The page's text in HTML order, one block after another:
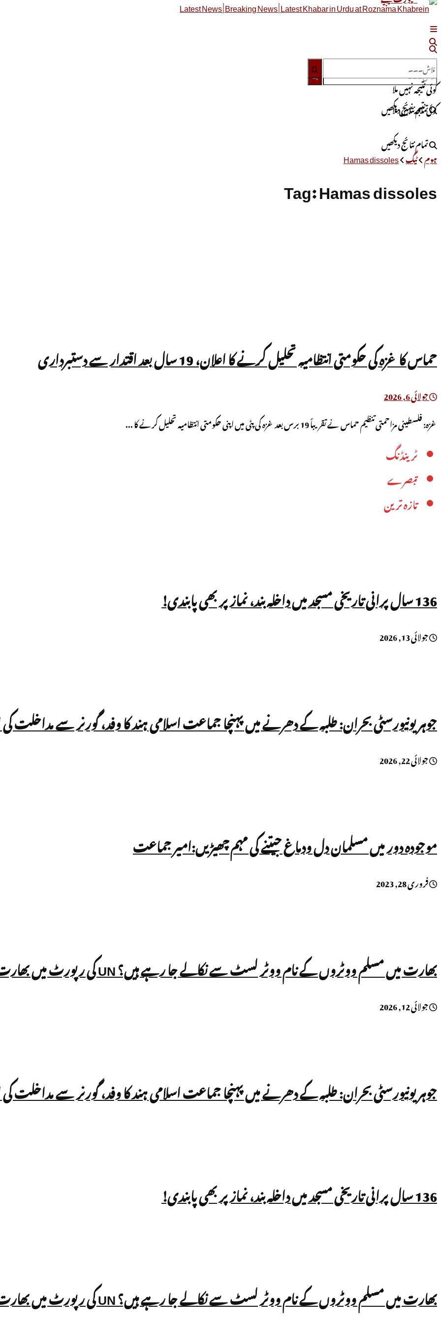
کوئی نتیجہ نہیں ملا
تمام نتائج دیکھیں
کوئی نتیجہ نہیں ملا
تمام نتائج دیکھیں
ہوم ٹیگ Hamas dissoles
Tag:Hamas dissoles
حماس کا غزہ کی حکومتی انتظامیہ تحلیل کرنے کا اعلان، 19 سال بعد اقتدار سے دستبرداری
جولائی 6, 2026
غزہ: فلسطینی مزاحمتی تنظیم حماس نے تقریباً 19 برس بعد غزہ کی پٹی میں اپنی حکومتی انتظامیہ تحلیل کرنے کا ...
ٹرینڈنگ
تبصرے
تازہ ترین
136 سال پرانی تاریخی مسجد میں داخلہ بند، نماز پر بھی پابندی!
جولائی 13, 2026
جوہر یونیورسٹی بحران: طلبہ کے دھرنے میں پہنچا جماعت اسلامی ہند کا وفد، گورنر سے مداخلت
جولائی 22, 2026
موجودہ دور میں مسلمان دل ودماغ جیتنے کی مہم چھیڑیں:امیر جماعت
فروری 28, 2023
بھارت میں مسلم ووٹروں کے نام ووٹر لسٹ سے نکالے جا رہے ہیں؟ UN کی رپورٹ میں بھارت کے SIR عمل پر سوالات
جولائی 12, 2026
جوہر یونیورسٹی بحران: طلبہ کے دھرنے میں پہنچا جماعت اسلامی ہند کا وفد، گورنر سے مداخلت
136 سال پرانی تاریخی مسجد میں داخلہ بند، نماز پر بھی پابندی!
بھارت میں مسلم ووٹروں کے نام ووٹر لسٹ سے نکالے جا رہے ہیں؟ UN کی رپورٹ میں بھارت کے SIR عمل پر سوالات